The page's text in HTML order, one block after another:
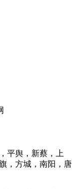
平舆，新蔡，上
，方城，南阳，唐